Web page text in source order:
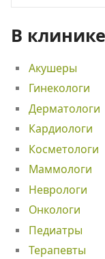
В
Акушеры
Гинекологи
Дерматологи
Кардиологи
Косметологи
Маммологи
Неврологи
Онкологи
Педиатры
Терапевты